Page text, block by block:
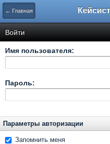
← Главная
Войти
Имя пользователя:
Пароль:
Параметры авторизации
Запомнить меня